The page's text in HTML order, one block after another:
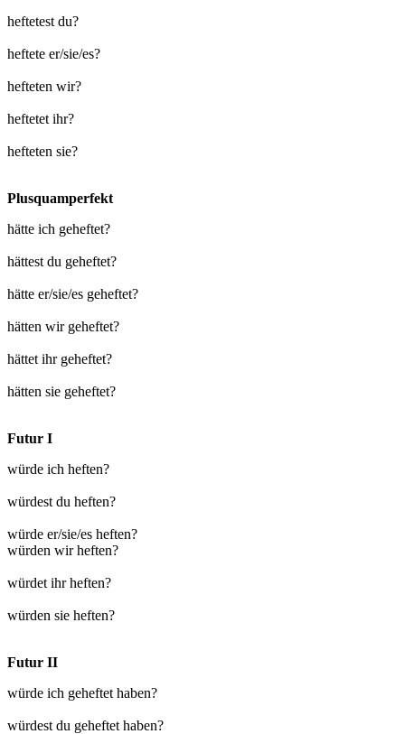
heftetest du?
heftete er/sie/es?
hefteten wir?
heftetet ihr?
hefteten sie?
Plusquamperfekt
hätte ich geheftet?
hättest du geheftet?
hätte er/sie/es geheftet?
hätten wir geheftet?
hättet ihr geheftet?
hätten sie geheftet?
Futur I
würde ich heften?
würdest du heften?
würde er/sie/es heften?
würden wir heften?
würdet ihr heften?
würden sie heften?
Futur II
würde ich geheftet haben?
würdest du geheftet haben?